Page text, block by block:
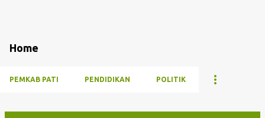
Home
PEMKAB PATI PENDIDIKAN POLITIK